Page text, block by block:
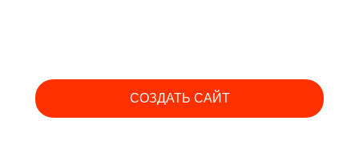
СОЗДАТЬ САЙТ